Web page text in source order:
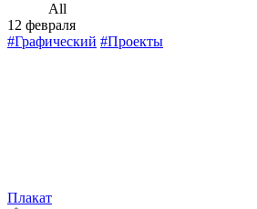
All
12 февраля
#Графический #Проекты
Плакат